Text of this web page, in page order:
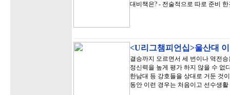
대비책은? - 전술적으로 따로 준비
<U리그챔피언십>울산대
결승까지 오르면서 세 번이나 역전
정신력을 높게 평가 하지 않을 수 없
한남대 등 강호들을 상대로 거둔 것
동안 이런 경우는 처음이고 선수생